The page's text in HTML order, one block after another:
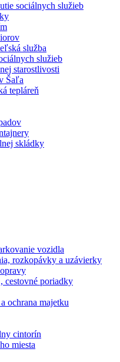
sociálnych služieb
služba
služieb
starostlivosti
Šaľa
tepláreň
skládky
vozidla
rozkopávky a uzávierky
cestovné poriadky
ochrana majetku
cintorín
miesta